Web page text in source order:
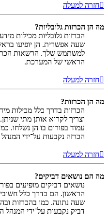
חזרה למעלה
מה הן הכרזות גלובליות?
הכרזות גלובליות מכילות
שעה אפשרית. הן יופיעו
למשתמש שלך. הרשאות
הראשי של המערכת.
חזרה למעלה
מה הן הכרזות?
הכרזות בדרך כלל מכילות
וצריך לקרוא אותן מתי
עמוד בפורום בו הן נשלחו.
הכרזה נקבעות על־ידי
חזרה למעלה
מה הם נושאים דביקים?
נושאים דביקים מופיעים
הראשון. הם בדרך כלל
שעה נתונה. כמו בהכרזות
דביק נקבעות על־ידי